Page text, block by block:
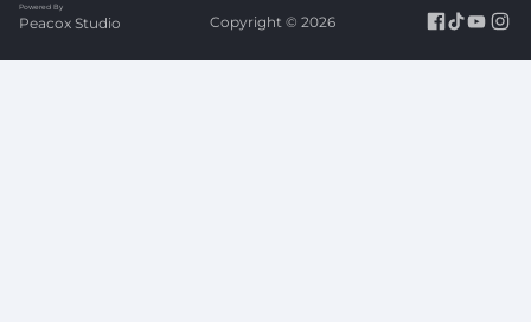
Powered By
Peacox Studio Copyright © 2026